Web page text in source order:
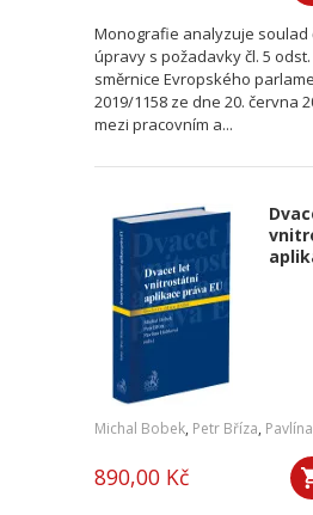
Monografie analyzuje soulad
úpravy s požadavky čl. 5 odst.
směrnice Evropského
2019/1158 ze dne 20. června
mezi pracovním a...
Michal Bobek, Petr Bříza,
890,00 Kč